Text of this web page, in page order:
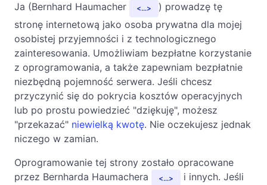
Ja (Bernhard Haumacher
...
) prowadzę tę
stronę internetową jako osoba prywatna dla mojej
osobistej przyjemności i z technologicznego
zainteresowania. Umożliwiam bezpłatne korzystanie
z oprogramowania, a także zapewniam bezpłatnie
niezbędną pojemność serwera. Jeśli chcesz
przyczynić się do pokrycia kosztów operacyjnych
lub po prostu powiedzieć "dziękuję", możesz
"przekazać" niewielką kwotę. Nie oczekujesz jednak
niczego w zamian.
Oprogramowanie tej strony zostało opracowane
przez Bernharda Haumachera
...
i innych. Jeśli